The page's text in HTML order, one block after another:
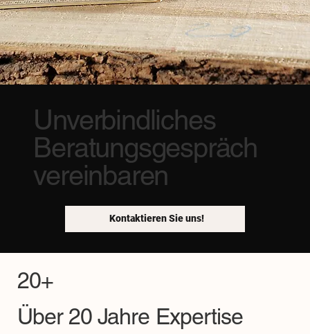
Unverbindliches
Beratungsgespräch
vereinbaren
Kontaktieren Sie uns!
20+
Über 20 Jahre Expertise